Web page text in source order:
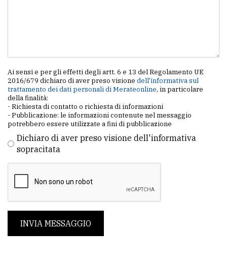
Ai sensi e per gli effetti degli artt. 6 e 13 del Regolamento UE
2016/679 dichiaro di aver preso visione dell'informativa sul
trattamento dei dati personali di Merateonline, in particolare
della finalità:
- Richiesta di contatto o richiesta di informazioni
- Pubblicazione: le informazioni contenute nel messaggio
potrebbero essere utilizzate a fini di pubblicazione
Dichiaro di aver preso visione dell'informativa
sopracitata
INVIA MESSAGGIO